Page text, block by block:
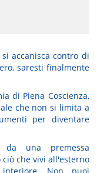
accanisca contro di
saresti finalmente
di Piena Coscienza,
che non si limita a
per diventare
una premessa
che vivi all'esterno